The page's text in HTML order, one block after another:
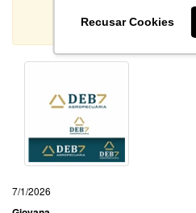
Recusar Cookies
Qualidade:
Sistema:
7/1/2026